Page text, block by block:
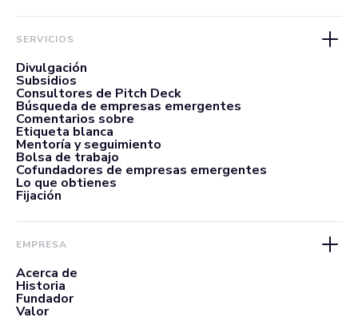
SERVICIOS
Divulgación
Subsidios
Consultores de Pitch Deck
Búsqueda de empresas emergentes
Comentarios sobre
Etiqueta blanca
Mentoría y seguimiento
Bolsa de trabajo
Cofundadores de empresas emergentes
Lo que obtienes
Fijación
EMPRESA
Acerca de
Historia
Fundador
Valor